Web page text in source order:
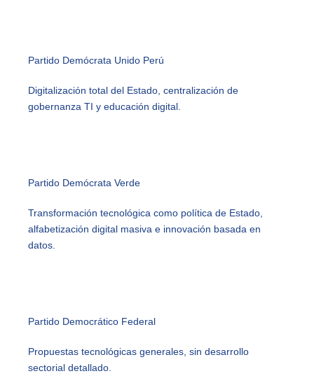
Partido Demócrata Unido Perú
Digitalización total del Estado, centralización de
gobernanza TI y educación digital.
Partido Demócrata Verde
Transformación tecnológica como política de Estado,
alfabetización digital masiva e innovación basada en
datos.
Partido Democrático Federal
Propuestas tecnológicas generales, sin desarrollo
sectorial detallado.